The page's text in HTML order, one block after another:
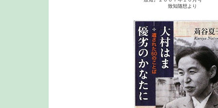
致知随想より